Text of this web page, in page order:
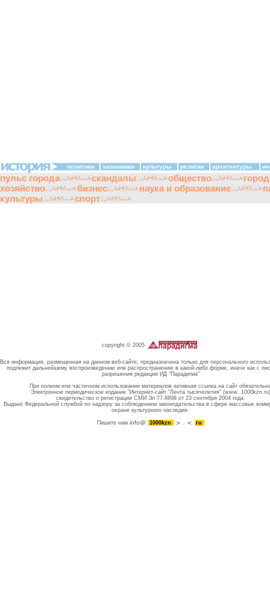
политики экономики культуры религии архитектуры
пульс города скандалы общество
хозяйство
бизнес наука и образование
культуры
спорт
copyright © 2005
Вся информация, размещенная на данном веб-сайте, предназначена только для персонального
подлежит дальнейшему воспроизведению или распространению в какой-либо форме, иначе как с
разрешения редакции ИД "Парадигма"
При полном или частичном использовании материалов активная ссылка на сайт
Электронное периодическое издание "Интернет-сайт "Лента тысячелетия" (www. 1000kzn.ru)
свидетельство о регистрации СМИ Эл 77-8898 от 23 сентября 2004 года.
Выдано Федеральной службой по надзору за соблюдением законодательства в сфере массовых
охране культурного наследия.
Пишите намinfo@ 1000kzn . ru